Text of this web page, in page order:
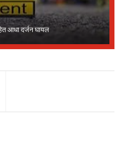
आधा दर्जन घायल